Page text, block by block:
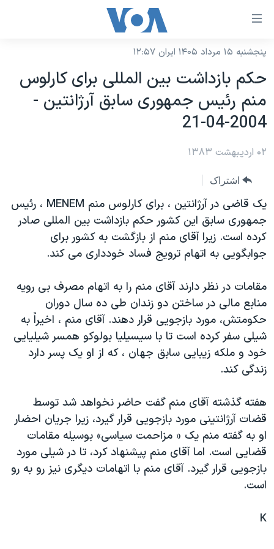
لینکهای
دسترسی
جهش
محتوای
اصلی
صفحه
جهش
به
جستجو
نسخه سبک وب‌سایت
موضوع ها
آمریکا
جهان
ورزشی
گزیده‌ها
ویژه برنامه‌ها
فرهنگ و زندگی
حقوق شهروندی
اقتصادی
علم و فناوری
اسرائیل در جنگ
گالری عکس
آرشیو پخش زنده
برنامه های تلویزیونی
جدول برنامه ها
صفحه‌های ویژه
جام جهانی ۲۰۲۶
عملیات خشم حماسی
۲۵۰سالگی آمریکا
بایگانی برنامه‌های تلویزیونی
مستندها
انتخابات ریاست جمهوری آمریکا ۲۰۲۴
حمله جمهوری اسلامی به اسرائیل
رمز مهسا
ورزش زنان در ایران
اعتراضات زن، زندگی، آزادی
مجموعه مستندهای دادخواهی
تریبونال مردمی آبان ۹۸
دادگاه حمید نوری
چهل سال گروگان‌گیری
فرکانس‌های صدای آمریکا
پخش رادیویی
یادگیری زبان انگلیسی
دنبال کنید
زبانهای مختلف
پنجشنبه ۱۵ مرداد ۱۴۰۵ ایران ۱۲:۵۷
حکم بازداشت بين المللی برای کارلوس
منم رئيس جمهوری سابق آرژانتين -
2004-04-21
۰۲ اردیبهشت ۱۳۸۳
اشتراک
يک قاضی در آرژانتين ، برای کارلوس منم MENEM ، رئيس
جمهوری سابق اين کشور حکم بازداشت بين المللی صادر
کرده است. زيرا آقای منم از بازگشت به کشور برای
جوابگويی به اتهام ترويج فساد خودداری می کند.
مقامات در نظر دارند آقای منم را به اتهام مصرف بی رويه
منابع مالی در ساختن دو زندان طی ده سال دوران
حکومتش، مورد بازجويی قرار دهند. آقای منم ، اخيراً به
شيلی سفر کرده است تا با سيسيليا بولوکو همسر شيليايی
خود و ملکه زيبايی سابق جهان ، که از او يک پسر دارد
زندگی کند.
هفته گذشته آقای منم گفت حاضر نخواهد شد توسط
قضات آرژانتينی مورد بازجويی قرار گيرد، زيرا جريان احضار
او به گفته منم يک « مزاحمت سياسی» بوسيله مقامات
قضايی است. اما آقای منم پيشنهاد کرد، تا در شيلی مورد
بازجويی قرار گيرد. آقای منم با اتهامات ديگری نيز رو به رو
است.
K